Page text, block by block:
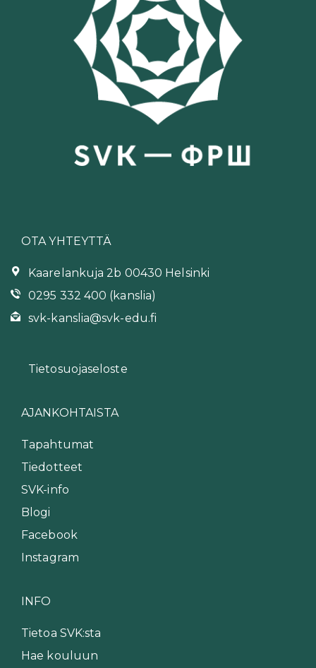
OTA YHTEYTTÄ
Kaarelankuja 2b 00430 Helsinki
0295 332 400 (kanslia)
svk-kanslia@svk-edu.fi
Tietosuojaseloste
AJANKOHTAISTA
Tapahtumat
Tiedotteet
SVK-info
Blogi
Facebook
Instagram
INFO
Tietoa SVK:sta
Hae kouluun